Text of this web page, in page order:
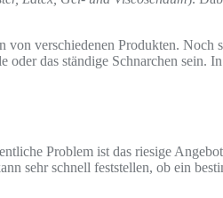
verschiedenen Produkten.
das ständige Schnarchen sein.
Problem ist das riesige
sehr schnell feststellen, ob ein